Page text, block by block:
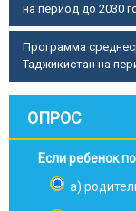
на период до 2030
Программа
Таджикистан на
ОПРОС
Если ребенок
а)